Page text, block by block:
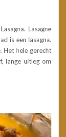
Lasagne
is een lasagna.
Het hele gerecht
lange uitleg om